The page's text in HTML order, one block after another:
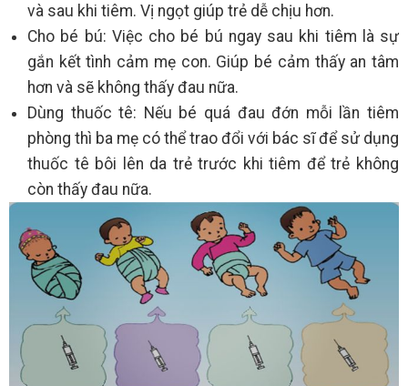
và sau khi tiêm. Vị ngọt giúp trẻ dễ chịu hơn.
Cho bé bú: Việc cho bé bú ngay sau khi tiêm là sự
gắn kết tình cảm mẹ con. Giúp bé cảm thấy an tâm
hơn và sẽ không thấy đau nữa.
Dùng thuốc tê: Nếu bé quá đau đớn mỗi lần tiêm
phòng thì ba mẹ có thể trao đổi với bác sĩ để sử dụng
thuốc tê bôi lên da trẻ trước khi tiêm để trẻ không
còn thấy đau nữa.